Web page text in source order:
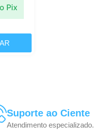
Pix
Suporte ao Ciente
Atendimento especializado.